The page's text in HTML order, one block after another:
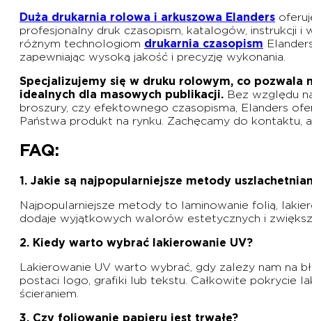
Duża drukarnia rolowa i arkuszowa Elanders
profesjonalny druk czasopism, katalogów, instrukcji i
różnym technologiom drukarnia czasopism
zapewniając wysoką jakość i precyzję wykonania.
Specjalizujemy się w druku rolowym, co pozwala
idealnych dla masowych publikacji. Bez względu
broszury, czy efektownego czasopisma, Elanders
Państwa produkt na rynku. Zachęcamy do kontaktu,
FAQ:
1. Jakie są najpopularniejsze metody
Najpopularniejsze metody to laminowanie folią,
dodaje wyjątkowych walorów estetycznych i
2. Kiedy warto wybrać lakierowanie UV?
Lakierowanie UV warto wybrać, gdy zależy nam na
postaci logo, grafiki lub tekstu. Całkowite pokrycie
ścieraniem.
3. Czy foliowanie papieru jest trwałe?